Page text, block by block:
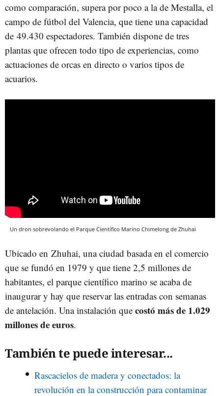
como comparación, supera por poco a la de Mestalla, el
campo de fútbol del Valencia, que tiene una capacidad
de 49.430 espectadores. También dispone de tres
plantas que ofrecen todo tipo de experiencias, como
actuaciones de orcas en directo o varios tipos de
acuarios.
Un dron sobrevolando el Parque Científico Marino Chimelong de Zhuhai
Ubicado en Zhuhai, una ciudad basada en el comercio
que se fundó en 1979 y que tiene 2,5 millones de
habitantes, el parque científico marino se acaba de
inaugurar y hay que reservar las entradas con semanas
de antelación. Una instalación que costó más de 1.029
millones de euros.
También te puede interesar...
Rascacielos de madera y conectados: la
revolución en la construcción para contaminar